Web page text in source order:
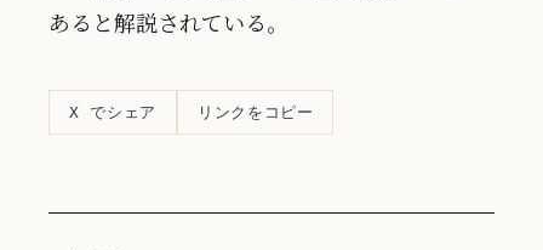
あると解説されている。
X でシェア リンクをコピー